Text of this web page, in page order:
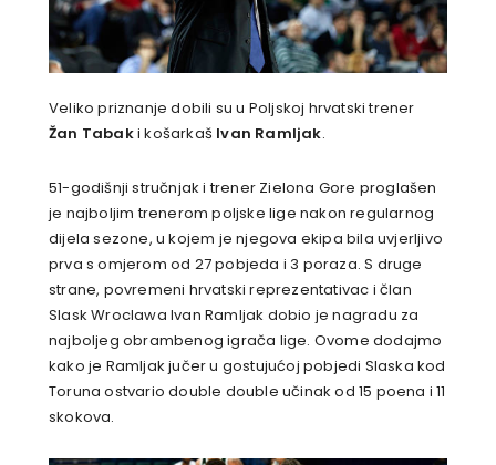
Veliko priznanje dobili su u Poljskoj hrvatski trener
Žan Tabaki košarkaš Ivan Ramljak.
51-godišnji stručnjak i trener Zielona Gore proglašen
je najboljim trenerom poljske lige nakon regularnog
dijela sezone, u kojem je njegova ekipa bila uvjerljivo
prva s omjerom od 27 pobjeda i 3 poraza. S druge
strane, povremeni hrvatski reprezentativac i član
Slask Wroclawa Ivan Ramljak dobio je nagradu za
najboljeg obrambenog igrača lige. Ovome dodajmo
kako je Ramljak jučer u gostujućoj pobjedi Slaska kod
Toruna ostvario double double učinak od 15 poena i 11
skokova.